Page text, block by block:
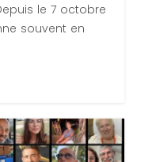
le 7 octobre
souvent en